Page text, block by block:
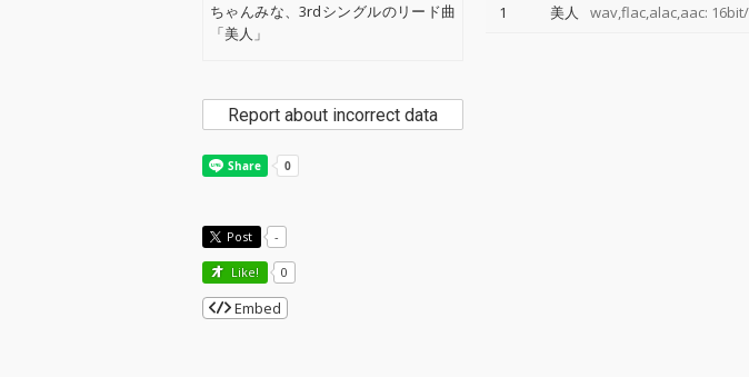
1 美人 wav,flac,alac,aac:
ちゃんみな、3rdシングルのリード曲
「美人」
Report about incorrect data
Post -
Like! 0
Embed